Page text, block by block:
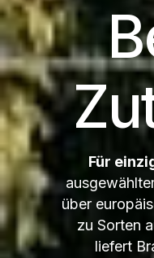
Für
über
zu Sorten
liefert